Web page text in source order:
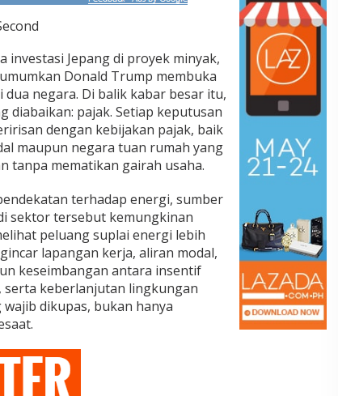
investasi Jepang di proyek minyak,
Donald Trump membuka
negara. Di balik kabar besar itu,
diabaikan: pajak. Setiap keputusan
dengan kebijakan pajak, baik
maupun negara tuan rumah yang
tanpa mematikan gairah usaha.
terhadap energi, sumber
sektor tersebut kemungkinan
peluang suplai energi lebih
lapangan kerja, aliran modal,
keseimbangan antara insentif
serta keberlanjutan lingkungan
dikupas, bukan hanya